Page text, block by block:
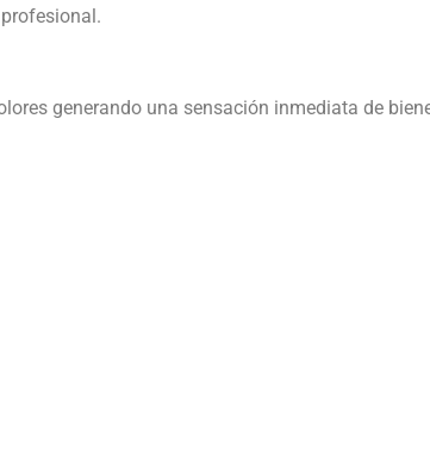
generando una sensación inmediata de